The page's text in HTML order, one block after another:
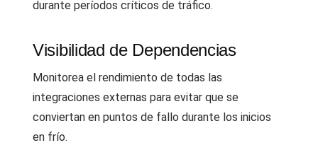
durante períodos críticos de tráfico.
Visibilidad de Dependencias
Monitorea el rendimiento de todas las
integraciones externas para evitar que se
conviertan en puntos de fallo durante los inicios
en frío.